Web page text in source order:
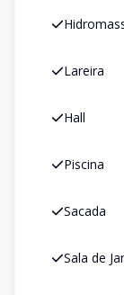
Lareira
Hall
Piscina
Sacada
Sala de